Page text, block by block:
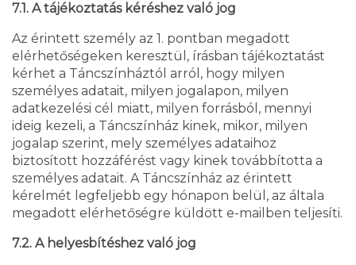
7.1. A tájékoztatás kéréshez való jog
Az érintett személy az 1. pontban megadott
elérhetőségeken keresztül, írásban tájékoztatást
kérhet a Táncszínháztól arról, hogy milyen
személyes adatait, milyen jogalapon, milyen
adatkezelési cél miatt, milyen forrásból, mennyi
ideig kezeli, a Táncszínház kinek, mikor, milyen
jogalap szerint, mely személyes adataihoz
biztosított hozzáférést vagy kinek továbbította a
személyes adatait. A Táncszínház az érintett
kérelmét legfeljebb egy hónapon belül, az általa
megadott elérhetőségre küldött e-mailben teljesíti.
7.2. A helyesbítéshez való jog